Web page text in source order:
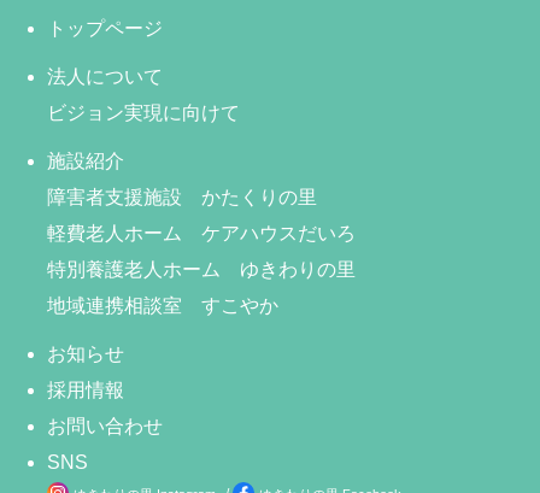
トップページ
法人について
ビジョン実現に向けて
施設紹介
障害者支援施設 かたくりの里
軽費老人ホーム ケアハウスだいろ
特別養護老人ホーム ゆきわりの里
地域連携相談室 すこやか
お知らせ
採用情報
お問い合わせ
SNS